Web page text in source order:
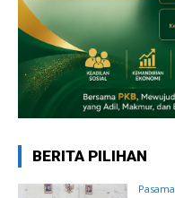
BERITA PILIHAN